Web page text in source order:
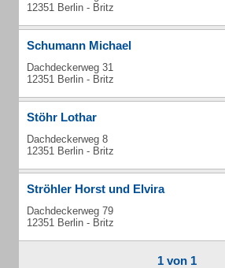
12351 Berlin - Britz
Schumann Michael
Dachdeckerweg 31
12351 Berlin - Britz
Stöhr Lothar
Dachdeckerweg 8
12351 Berlin - Britz
Ströhler Horst und Elvira
Dachdeckerweg 79
12351 Berlin - Britz
1 von 1